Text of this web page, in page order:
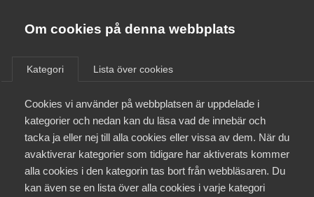
Bli medlem
Kontakt
Kollektivavtal och försäkringar
Aktuellt
Aktiviteter inom In English
Hittar du inte det du söker?
Om cookies på denna webbplats
Kategori Lista över cookies
Cookies vi använder på webbplatsen är uppdelade i
kategorier och nedan kan du läsa vad de innebär och
tacka ja eller nej till alla cookies eller vissa av dem. När du
avaktiverar kategorier som tidigare har aktiverats kommer
alla cookies i den kategorin tas bort från webbläsaren. Du
kan även se en lista över alla cookies i varje kategori